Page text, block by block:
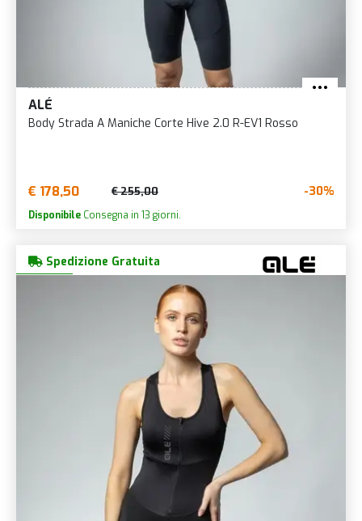
ALÉ
Body Strada A Maniche Corte Hive 2.0 R-EV1 Rosso
€ 178,50 € 255,00 -30%
Disponibile Consegna in 13 giorni.
Spedizione Gratuita